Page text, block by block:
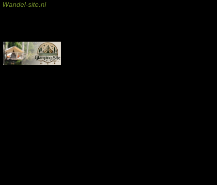
Wandel-site.nl